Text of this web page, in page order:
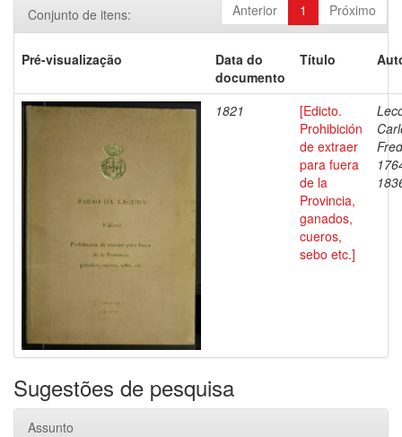
Anterior 1 Próximo
Conjunto de itens:
Pré-visualização
Data do
documento
Título
1821
[Edicto.
Prohibición
de extraer
para fuera
de la
Provincia,
ganados,
cueros,
sebo etc.]
Sugestões de pesquisa
Assunto